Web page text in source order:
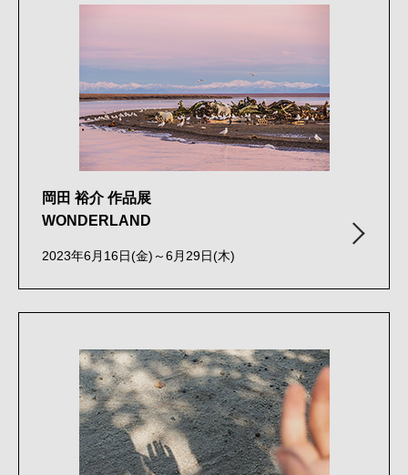
岡田 裕介 作品展
WONDERLAND
2023年6月16日(金)～6月29日(木)